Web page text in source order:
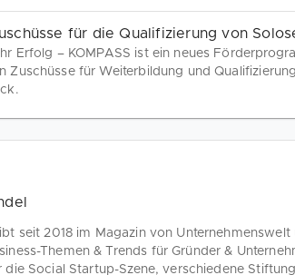
Starte smart in deine Innovation!
für die Qualifizierung von
Erfolg – KOMPASS ist ein neues
Zuschüsse für Weiterbildung und
seit 2018 im Magazin von
Themen & Trends für Gründer &
die Social Startup-Szene, verschiedene